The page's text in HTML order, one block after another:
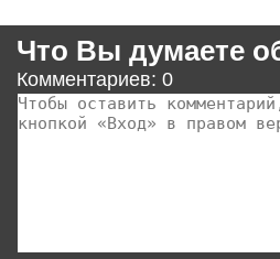
Что Вы думаете
Комментариев: 0